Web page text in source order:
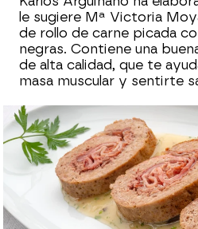
le sugiere Mª Victoria
de rollo de carne picada
negras. Contiene una
de alta calidad, que te
masa muscular y sentirte
¡Receta lista en 8
Arguiñano la dorada
guindillas fritas